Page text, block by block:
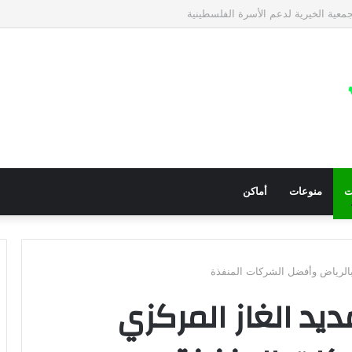
الانروا
منوعات أماكن
وأفضل الشركات المنفذة
الغاز المركزي